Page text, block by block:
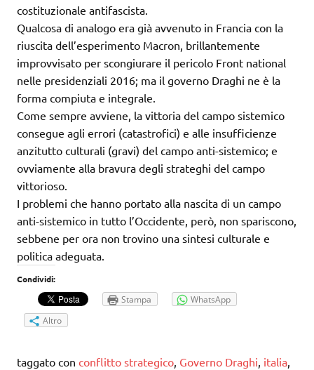
costituzionale antifascista.
Qualcosa di analogo era già avvenuto in Francia con la
riuscita dell’esperimento Macron, brillantemente
improvvisato per scongiurare il pericolo Front national
nelle presidenziali 2016; ma il governo Draghi ne è la
forma compiuta e integrale.
Come sempre avviene, la vittoria del campo sistemico
consegue agli errori (catastrofici) e alle insufficienze
anzitutto culturali (gravi) del campo anti-sistemico; e
ovviamente alla bravura degli strateghi del campo
vittorioso.
I problemi che hanno portato alla nascita di un campo
anti-sistemico in tutto l’Occidente, però, non spariscono,
sebbene per ora non trovino una sintesi culturale e
politica adeguata.
Condividi:
Stampa
WhatsApp
Altro
taggato con conflitto strategico Governo Draghi italia